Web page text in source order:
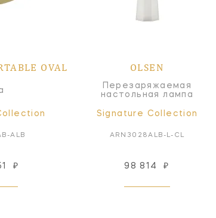
OVAL
ALB
₽
OLSEN
Перезаряжаемая
настольная лампа
Signature Collection
ARN3028ALB-L-CL
98 814 ₽